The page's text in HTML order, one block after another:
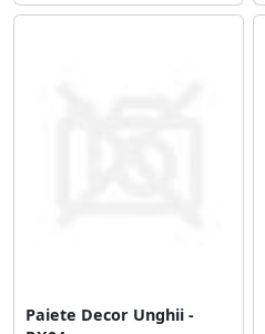
Paiete Decor Unghii -